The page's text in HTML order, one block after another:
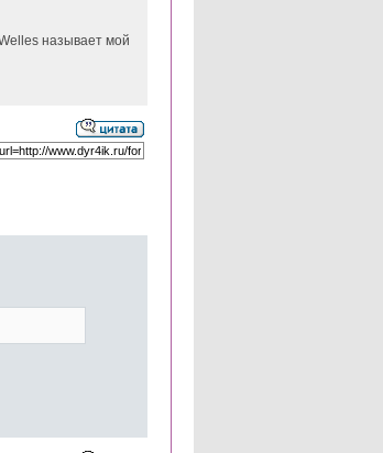
называет мой